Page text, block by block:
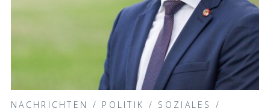
NACHRICHTEN / POLITIK / SOZIALES
/